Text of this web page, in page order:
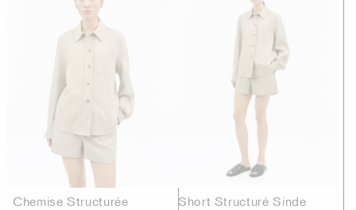
Chemise Structurée
Short Structuré Sinde